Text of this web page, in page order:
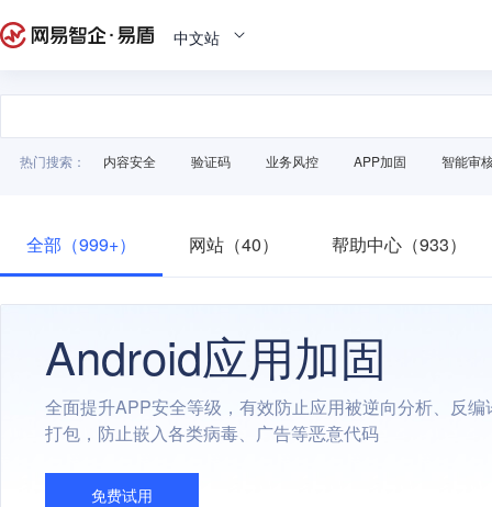
中文站
热门搜索： 内容安全 验证码 业务风控 APP加固 智能审
全部（999+） 网站（40） 帮助中心（933）
Android应用加固
全面提升APP安全等级，有效防止应用被逆向分析、反编
打包，防止嵌入各类病毒、广告等恶意代码
免费试用